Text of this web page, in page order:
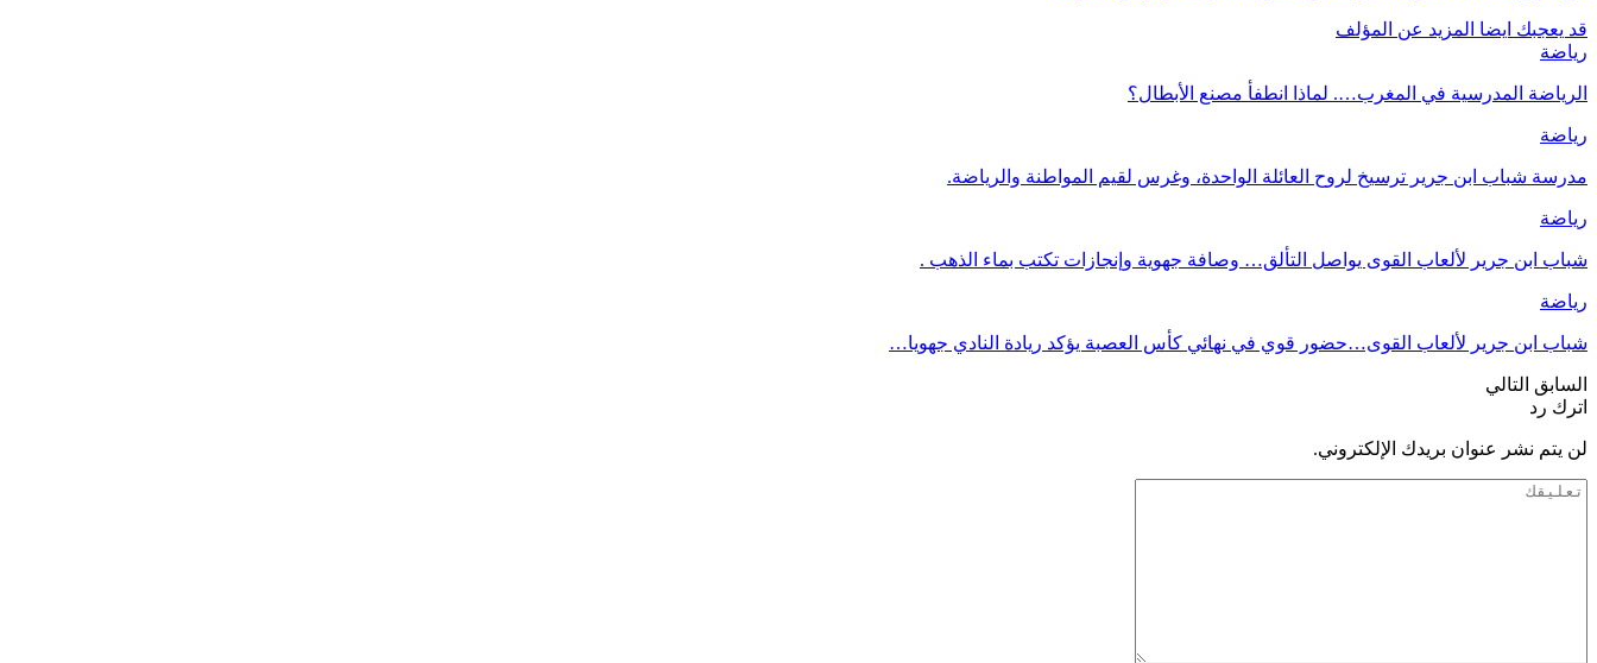
قد يعجبك ايضا المزيد عن المؤلف
رياضة
الرياضة المدرسية في المغرب…. لماذا انطفأ مصنع الأبطال؟
رياضة
مدرسة شباب ابن جرير ترسيخ لروح العائلة الواحدة، وغرس لقيم المواطنة والرياضة.
رياضة
شباب ابن جرير لألعاب القوى يواصل التألق… وصافة جهوية وإنجازات تكتب بماء الذهب .
رياضة
شباب ابن جرير لألعاب القوى…حضور قوي في نهائي كأس العصبة يؤكد ريادة النادي جهويا…
السابق التالي
اترك رد
لن يتم نشر عنوان بريدك الإلكتروني.